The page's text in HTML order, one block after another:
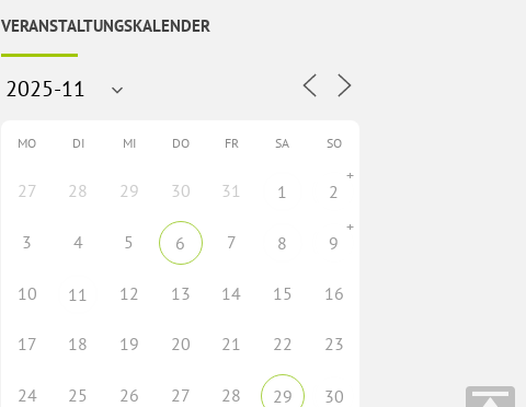
VERANSTALTUNGSKALENDER
MO DI MI DO FR SA SO
27 28 29 30 31 1 2
+
3 4 5 6 7 8 9
+
10 11 12 13 14 15 16
17 18 19 20 21 22 23
24 25 26 27 28 29 30